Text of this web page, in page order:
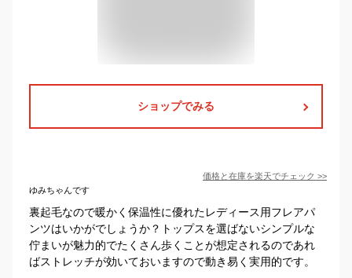
ショップでみる
価格と在庫を楽天でチェック >>
ゆみちゃんです
裏起毛なので暖かく保温性に優れたレディース用フレアパ
ンツはいかがでしょうか？トップスを選ばないシンプルな
佇まいが魅力的でたくさん歩くことが想定されるのであれ
ばストレッチが効いておいますので動き易く実用的です。